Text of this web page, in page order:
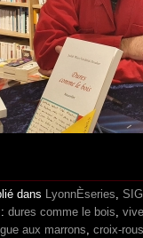
dans LyonnÈseries,
dures comme le bois,
aux marrons, croix-